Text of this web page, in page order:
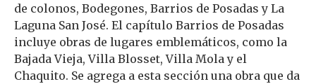
de colonos, Bodegones, Barrios de Posadas y La
Laguna San José. El capítulo Barrios de Posadas
incluye obras de lugares emblemáticos, como la
Bajada Vieja, Villa Blosset, Villa Mola y el
Chaquito. Se agrega a esta sección una obra que da